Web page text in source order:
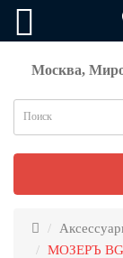
Москва,
МОЗЕРЪ